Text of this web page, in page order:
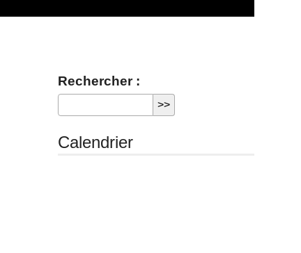
Rechercher :
Calendrier